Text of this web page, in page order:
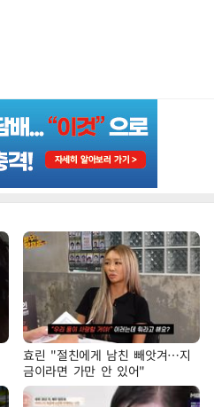
효린 "절친에게 남친 빼앗겨…지
금이라면 가만 안 있어"